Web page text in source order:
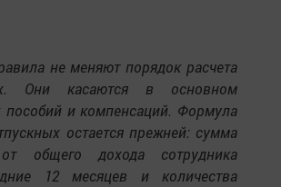
не меняют порядок расчета
Они касаются в основном
и компенсаций. Формула
остается прежней: сумма
общего дохода сотрудника
12 месяцев и количества